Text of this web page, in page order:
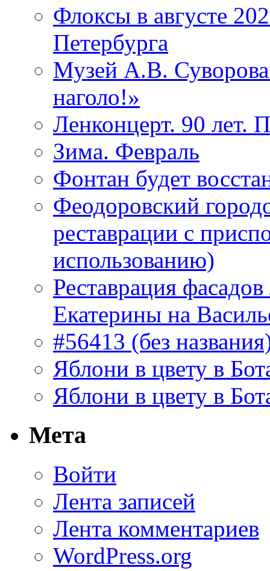
Флоксы в августе
Петербурга
Музей А.В.
наголо!»
Ленконцерт. 90 лет.
Зима. Февраль
Фонтан будет
Феодоровский
реставрации с
использованию)
Реставрация
Екатерины на
#56413 (без
Яблони в цвету в
Яблони в цвету в
Мета
Войти
Лента записей
Лента комментариев
WordPress.org